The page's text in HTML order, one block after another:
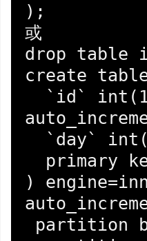
);
或
drop table
create
)